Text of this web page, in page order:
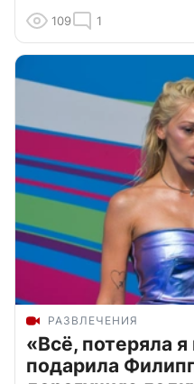
109 1
РАЗВЛЕЧЕНИЯ
«Всё, потеряла
подарила